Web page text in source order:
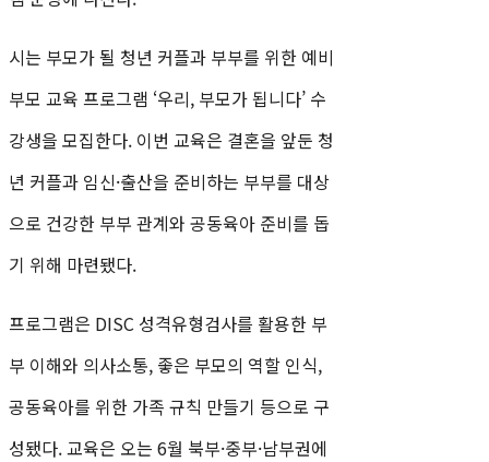
시는 부모가 될 청년 커플과 부부를 위한 예비
부모 교육 프로그램 ‘우리, 부모가 됩니다’ 수
강생을 모집한다. 이번 교육은 결혼을 앞둔 청
년 커플과 임신·출산을 준비하는 부부를 대상
으로 건강한 부부 관계와 공동육아 준비를 돕
기 위해 마련됐다.
프로그램은 DISC 성격유형검사를 활용한 부
부 이해와 의사소통, 좋은 부모의 역할 인식,
공동육아를 위한 가족 규칙 만들기 등으로 구
성됐다. 교육은 오는 6월 북부·중부·남부권에